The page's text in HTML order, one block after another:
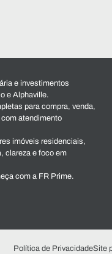
e investimentos
e Alphaville.
para compra, venda,
atendimento
imóveis residenciais,
clareza e foco em
com a FR Prime.
Política de PrivacidadeSite